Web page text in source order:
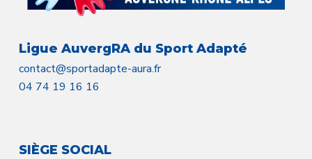
Ligue AuvergRA du Sport Adapté
contact@sportadapte-aura.fr
04 74 19 16 16
SIÈGE SOCIAL